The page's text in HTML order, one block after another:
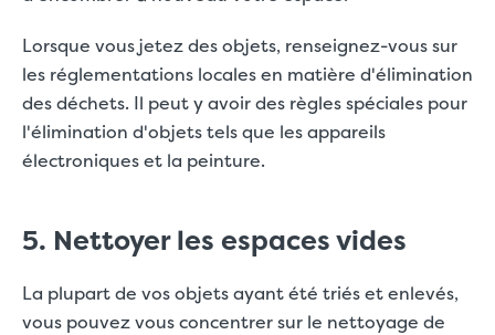
Lorsque vous jetez des objets, renseignez-vous sur
les réglementations locales en matière d'élimination
des déchets. Il peut y avoir des règles spéciales pour
l'élimination d'objets tels que les appareils
électroniques et la peinture.
5. Nettoyer les espaces vides
La plupart de vos objets ayant été triés et enlevés,
vous pouvez vous concentrer sur le nettoyage de